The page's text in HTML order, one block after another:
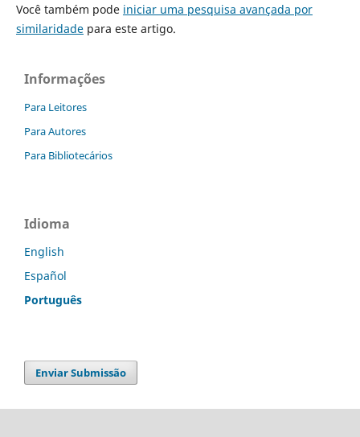
Você também pode iniciar uma pesquisa avançada por
similaridadepara este artigo.
Informações
Para Leitores
Para Autores
Para Bibliotecários
Idioma
English
Español
Português
Enviar Submissão